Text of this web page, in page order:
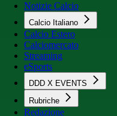
Notizie Calcio
Calcio Italiano
Calcio Estero
Calciomercato
Streaming
eSports
DDD X EVENTS
Rubriche
Redazione